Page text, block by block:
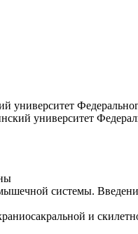
университет
системы.
и